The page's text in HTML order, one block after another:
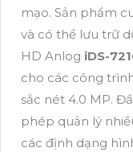
mạo. Sản phẩm
và có thể lưu trữ
HD Anlog iDS-
cho các công
sắc nét 4.0 MP.
phép quản lý
các định dạng